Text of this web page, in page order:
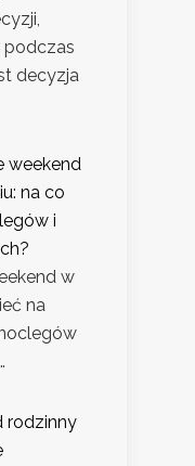
podczas
decyzja
weekend
na co
i
w
na
rodzinny